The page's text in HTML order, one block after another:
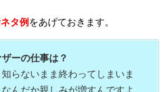
タ例 をあげておきます。
ーの仕事は？
らないまま終わってしまいま
んだか親しみが増すんですよ